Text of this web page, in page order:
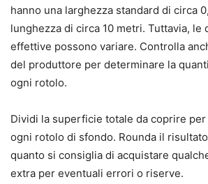
hanno una larghezza standard di circa
lunghezza di circa 10 metri. Tuttavia, le
effettive possono variare. Controlla
del produttore per determinare la
ogni rotolo.
Dividi la superficie totale da coprire
ogni rotolo di sfondo. Rounda il
quanto si consiglia di acquistare
extra per eventuali errori o riserve.